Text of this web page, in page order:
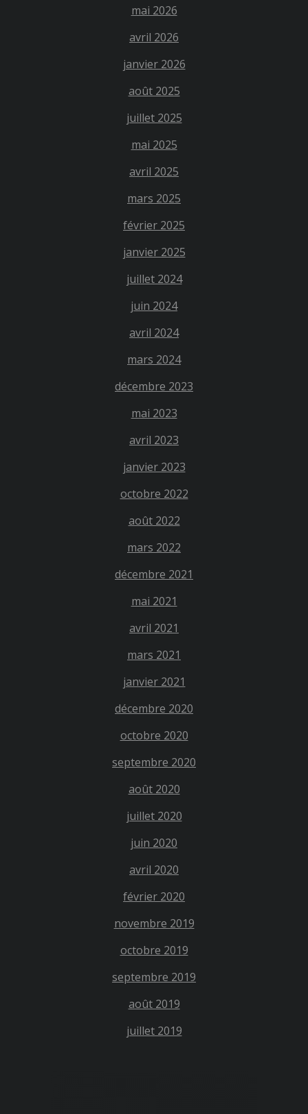
mai 2026
avril 2026
janvier 2026
août 2025
juillet 2025
mai 2025
avril 2025
mars 2025
février 2025
janvier 2025
juillet 2024
juin 2024
avril 2024
mars 2024
décembre 2023
mai 2023
avril 2023
janvier 2023
octobre 2022
août 2022
mars 2022
décembre 2021
mai 2021
avril 2021
mars 2021
janvier 2021
décembre 2020
octobre 2020
septembre 2020
août 2020
juillet 2020
juin 2020
avril 2020
février 2020
novembre 2019
octobre 2019
septembre 2019
août 2019
juillet 2019